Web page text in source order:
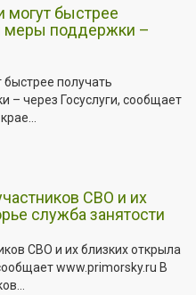
могут быстрее
меры поддержки –
получать
через Госуслуги, сообщает
СВО и их
служба занятости
СВО и их близких открыла
www.primorsky.ru В